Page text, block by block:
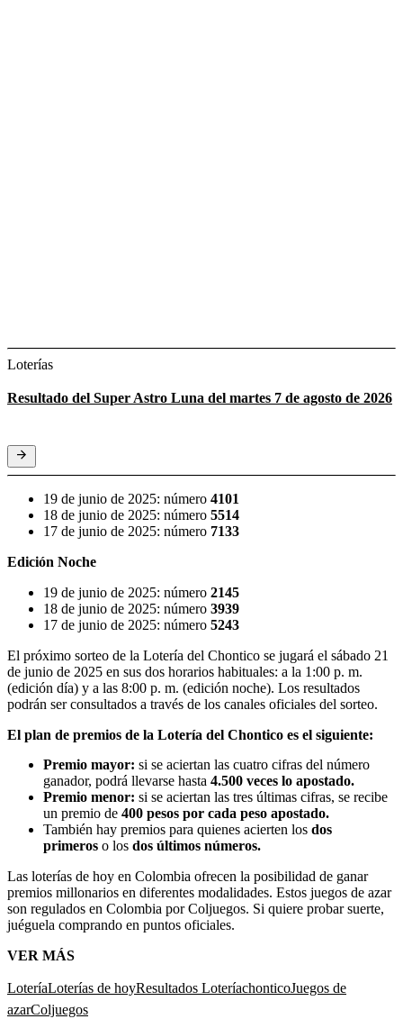
Loterías
Resultado del Super Astro Luna del martes 7 de agosto de 2026
19 de junio de 2025: número 4101
18 de junio de 2025: número 5514
17 de junio de 2025: número 7133
Edición Noche
19 de junio de 2025: número 2145
18 de junio de 2025: número 3939
17 de junio de 2025: número 5243
El próximo sorteo de la Lotería del Chontico se jugará el sábado 21
de junio de 2025 en sus dos horarios habituales: a la 1:00 p. m.
(edición día) y a las 8:00 p. m. (edición noche). Los resultados
podrán ser consultados a través de los canales oficiales del sorteo.
El plan de premios de la Lotería del Chontico es el siguiente:
Premio mayor: si se aciertan las cuatro cifras del número
ganador, podrá llevarse hasta 4.500 veces lo apostado.
Premio menor: si se aciertan las tres últimas cifras, se recibe
un premio de 400 pesos por cada peso apostado.
También hay premios para quienes acierten los dos
primeros o los dos últimos números.
Las loterías de hoy en Colombia ofrecen la posibilidad de ganar
premios millonarios en diferentes modalidades. Estos juegos de azar
son regulados en Colombia por Coljuegos. Si quiere probar suerte,
juéguela comprando en puntos oficiales.
VER MÁS
LoteríaLoterías de hoyResultados LoteríachonticoJuegos de
azarColjuegos